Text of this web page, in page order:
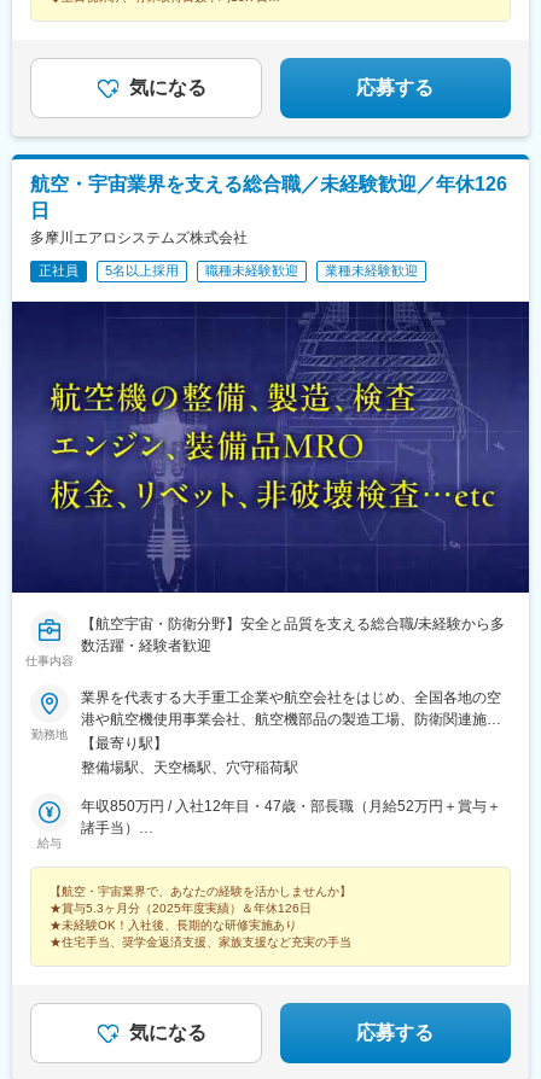
駅、天竜川駅、阿漕駅、中川原駅、新石切駅、南茨木駅(阪急線)、
駅、栗東駅、南彦根駅、郡山駅(奈良県)、紀和駅、鳥取駅、松江
駅、備前西市駅、下祇園駅、東福山駅、防府駅、小月駅、堀江
西都城駅、赤嶺駅、糀谷駅、泉岳寺駅、センター北駅、土呂駅、
八柱駅、沢良宜駅、紀伊中ノ島駅、祇園新橋北駅、蔵本駅
気になる 応募する
航空・宇宙業界を支える総合職／未経験歓迎／年休126
日
多摩川エアロシステムズ株式会社
正社員 5名以上採用 職種未経験歓迎 業種未経験歓迎
仕事内容
【航空宇宙・防衛分野】安全と品質を支える総合職/未経験から多
数活躍・経験者歓迎
勤務地
業界を代表する大手重工企業や航空会社をはじめ、全国各地の空
港や航空機使用事業会社、航空機部品の製造工場、防衛関連施設
などで勤務可能★関東・東海・近畿エリア積極採用中《エリア別
プロジェクト例》■東京、神奈川、千葉、埼玉、茨城、栃木航空
機材の整備、保守点検航空機部品の検査/管理/搬出入防衛省特殊車
両の製造/検査■愛知、岐阜、長野航空機の整備/製造/検査防衛装備
ベット航空機エンジンの製造・検査★生産管理、技術、品質保証
は全エリア募集★その他、配属先多数。ご希望やご経験を考慮し
た配属を実施！★航空業界や自衛隊出身の方は、これまでの経験
をそのままにキャリア継続も可能！《キャリア形成》無期雇用派
なるハイクラス業務への挑戦や、後輩の育成、チームのマネジメ
ントなど、様々なキャリア選択が可能です。～～～～～～
【最寄り駅】
整備場駅、天空橋駅、穴守稲荷駅
給与
年収850万円 / 入社12年目・47歳・部長職（月給52万円＋賞与＋
諸手当）
諸手当）
【航空・宇宙業界で、あなたの経験を活かしませんか】
★賞与5.3ヶ月分（2025年度実績）＆年休126日
★未経験OK！入社後、長期的な研修実施あり
★住宅手当、奨学金返済支援、家族支援など充実の手当
気になる 応募する